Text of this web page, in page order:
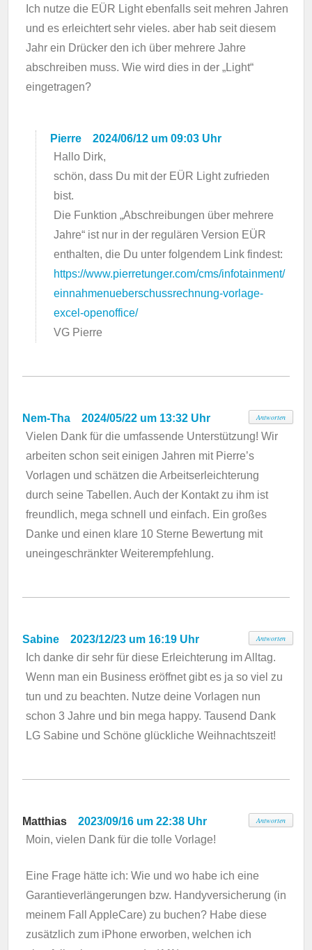
Ich nutze die EÜR Light ebenfalls seit mehren Jahren
und es erleichtert sehr vieles. aber hab seit diesem
Jahr ein Drücker den ich über mehrere Jahre
abschreiben muss. Wie wird dies in der „Light“
eingetragen?
Pierre
2024/06/12 um 09:03 Uhr
Hallo Dirk,
schön, dass Du mit der EÜR Light zufrieden
bist.
Die Funktion „Abschreibungen über mehrere
Jahre“ ist nur in der regulären Version EÜR
enthalten, die Du unter folgendem Link findest:
https://www.pierretunger.com/cms/infotainment/
einnahmenueberschussrechnung-vorlage-
excel-openoffice/
VG Pierre
Nem-Tha
2024/05/22 um 13:32 Uhr
Vielen Dank für die umfassende Unterstützung! Wir
arbeiten schon seit einigen Jahren mit Pierre’s
Vorlagen und schätzen die Arbeitserleichterung
durch seine Tabellen. Auch der Kontakt zu ihm ist
freundlich, mega schnell und einfach. Ein großes
Danke und einen klare 10 Sterne Bewertung mit
uneingeschränkter Weiterempfehlung.
Antworten
Sabine
2023/12/23 um 16:19 Uhr
Ich danke dir sehr für diese Erleichterung im Alltag.
Wenn man ein Business eröffnet gibt es ja so viel zu
tun und zu beachten. Nutze deine Vorlagen nun
schon 3 Jahre und bin mega happy. Tausend Dank
LG Sabine und Schöne glückliche Weihnachtszeit!
Antworten
Matthias
2023/09/16 um 22:38 Uhr
Moin, vielen Dank für die tolle Vorlage!
Eine Frage hätte ich: Wie und wo habe ich eine
Garantieverlängerungen bzw. Handyversicherung (in
meinem Fall AppleCare) zu buchen? Habe diese
zusätzlich zum iPhone erworben, welchen ich
Antworten